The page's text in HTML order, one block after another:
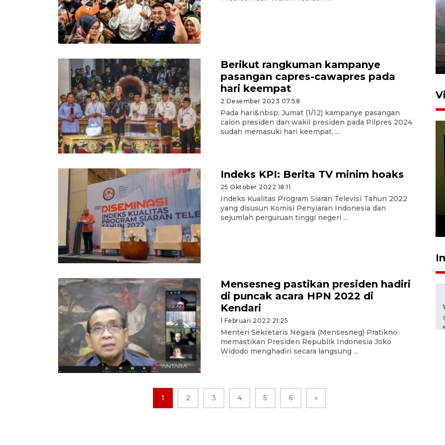
Berikut rangkuman kampanye
pasangan capres-cawapres pada
hari keempat
2 Desember 2023 07:58
Pada hari&nbsp; Jumat (1/12) kampanye pasangan
calon presiden dan wakil presiden pada Pilpres 2024
sudah memasuki hari keempat. ...
Indeks KPI: Berita TV minim hoaks
25 Oktober 2022 18:11
Indeks Kualitas Program Siaran Televisi Tahun 2022
yang disusun Komisi Penyiaran Indonesia dan
sejumlah perguruan tinggi negeri ...
Mensesneg pastikan presiden hadiri
di puncak acara HPN 2022 di
Kendari
1 Februari 2022 21:25
Menteri Sekretaris Negara (Mensesneg) Pratikno
memastikan Presiden Republik Indonesia Joko
Widodo menghadiri secara langsung ...
1 2 3 4 5 6 »
4 Agustus 2026 19:23
Persiapan Skuad Garuda
jelang laga lawan Kamboja
pada Piala AFF
23 Juli 2026 19:12